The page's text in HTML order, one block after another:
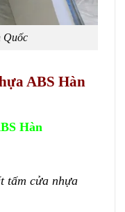
Quốc
ABS Hàn
Hàn
tấm cửa nhựa